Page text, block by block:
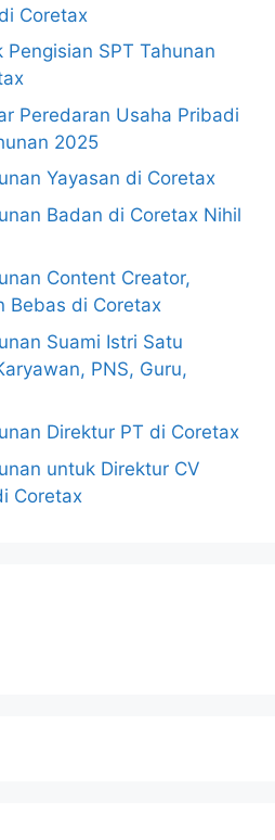
Coretax
SPT Tahunan
Peredaran Usaha Pribadi
2025
Yayasan di Coretax
Badan di Coretax Nihil
Content Creator,
Bebas di Coretax
Suami Istri Satu
PNS, Guru,
Direktur PT di Coretax
untuk Direktur CV
Coretax